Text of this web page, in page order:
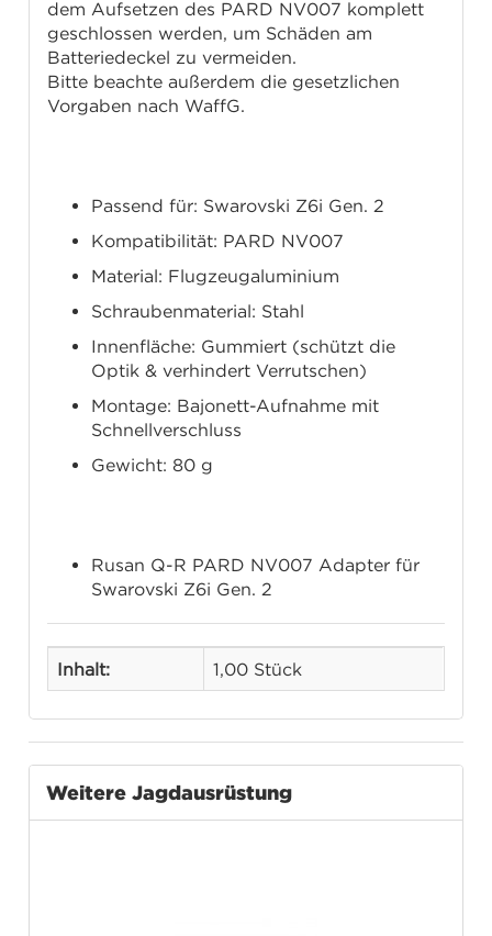
dem Aufsetzen des PARD NV007 komplett
geschlossen werden, um Schäden am
Batteriedeckel zu vermeiden.
Bitte beachte außerdem die gesetzlichen
Vorgaben nach WaffG.
Passend für: Swarovski Z6i Gen. 2
Kompatibilität: PARD NV007
Material: Flugzeugaluminium
Schraubenmaterial: Stahl
Innenfläche: Gummiert (schützt die
Optik & verhindert Verrutschen)
Montage: Bajonett-Aufnahme mit
Schnellverschluss
Gewicht: 80 g
Rusan Q-R PARD NV007 Adapter für
Swarovski Z6i Gen. 2
Inhalt: 1,00 Stück
Weitere Jagdausrüstung